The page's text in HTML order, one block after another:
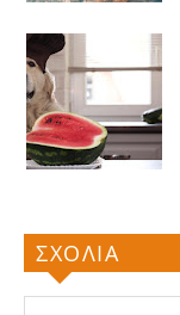
ΣΧΟΛΙΑ